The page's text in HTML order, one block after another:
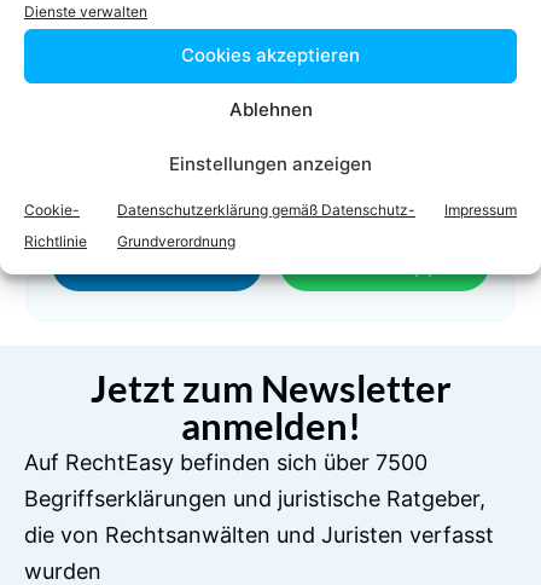
Dienste verwalten
Cookies akzeptieren
Ablehnen
Einstellungen anzeigen
Cookie-
Richtlinie
Datenschutzerklärung gemäß Datenschutz-
Grundverordnung
Impressum
Jetzt zum Newsletter
anmelden!
Auf RechtEasy befinden sich über 7500
Begriffserklärungen und juristische Ratgeber,
die von Rechtsanwälten und Juristen verfasst
wurden